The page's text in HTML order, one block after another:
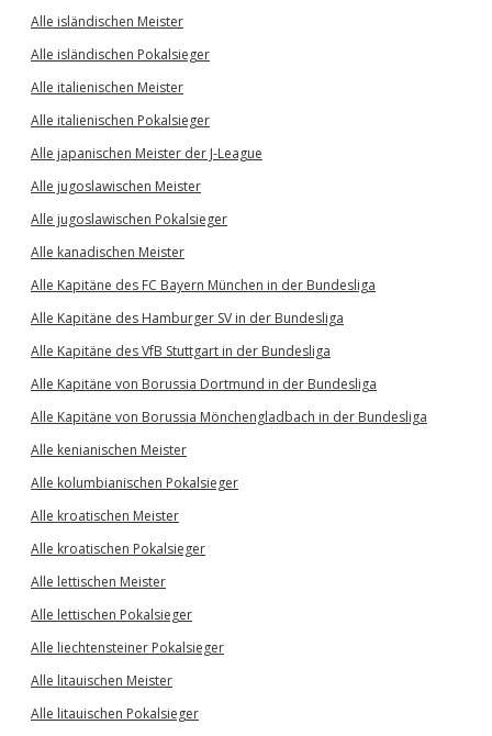
Alle isländischen Meister
Alle isländischen Pokalsieger
Alle italienischen Meister
Alle italienischen Pokalsieger
Alle japanischen Meister der J-League
Alle jugoslawischen Meister
Alle jugoslawischen Pokalsieger
Alle kanadischen Meister
Alle Kapitäne des FC Bayern München in der Bundesliga
Alle Kapitäne des Hamburger SV in der Bundesliga
Alle Kapitäne des VfB Stuttgart in der Bundesliga
Alle Kapitäne von Borussia Dortmund in der Bundesliga
Alle Kapitäne von Borussia Mönchengladbach in der Bundesliga
Alle kenianischen Meister
Alle kolumbianischen Pokalsieger
Alle kroatischen Meister
Alle kroatischen Pokalsieger
Alle lettischen Meister
Alle lettischen Pokalsieger
Alle liechtensteiner Pokalsieger
Alle litauischen Meister
Alle litauischen Pokalsieger